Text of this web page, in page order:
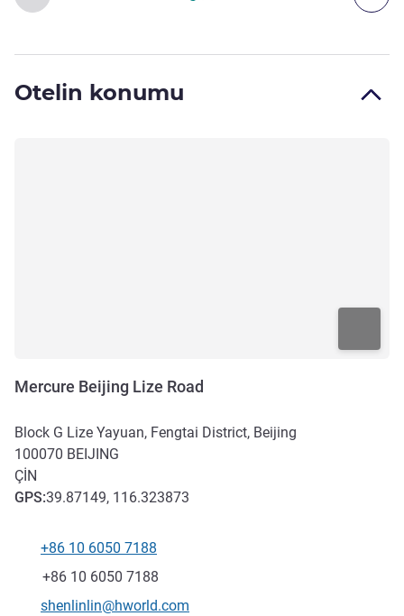
Otelin konumu
Mercure Beijing Lize Road
Block G Lize Yayuan, Fengtai District, Beijing
100070 BEIJING
ÇIN
GPS:39.87149, 116.323873
Telefon
+86 10 6050 7188
Faks
+86 10 6050 7188
İletişim için e-posta
shenlinlin@hworld.com